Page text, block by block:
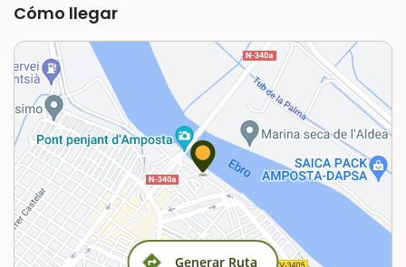
Cómo llegar
Generar Ruta